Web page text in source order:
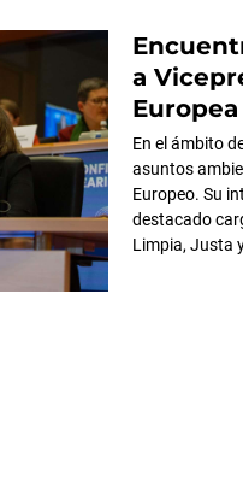
a
Europea
En el ámbito
asuntos
Europeo. Su
destacado
Limpia, Justa